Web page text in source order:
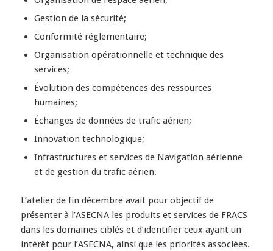
Gestion de la sécurité;
Conformité réglementaire;
Organisation opérationnelle et technique des
services;
Évolution des compétences des ressources
humaines;
Échanges de données de trafic aérien;
Innovation technologique;
Infrastructures et services de Navigation aérienne
et de gestion du trafic aérien.
L’atelier de fin décembre avait pour objectif de
présenter à l’ASECNA les produits et services de FRACS
dans les domaines ciblés et d’identifier ceux ayant un
intérêt pour l’ASECNA, ainsi que les priorités associées.